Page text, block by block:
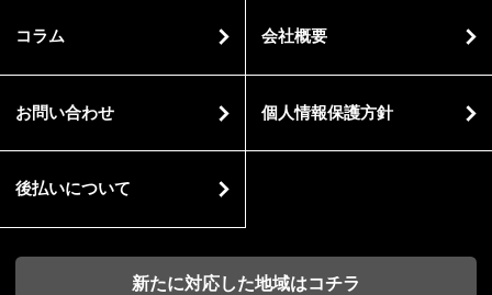
コラム 会社概要
お問い合わせ 個人情報保護方針
後払いについて
新たに対応した地域はコチラ